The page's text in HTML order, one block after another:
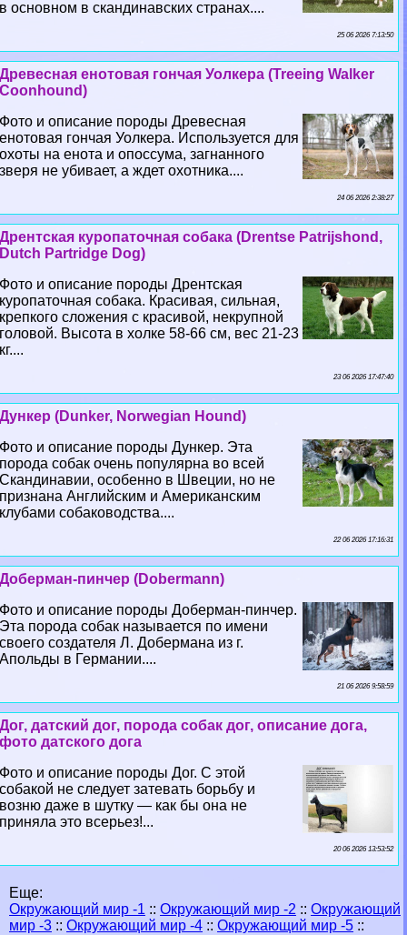
в основном в скандинавских странах....
25 06 2026 7:13:50
Древесная енотовая гончая Уолкера (Treeing Walker
Coonhound)
Фото и описание породы Древесная
енотовая гончая Уолкера. Используется для
охоты на енота и опоссума, загнанного
зверя не убивает, а ждет охотника....
24 06 2026 2:38:27
Дрентская куропаточная собака (Drentse Patrijshond,
Dutch Partridge Dog)
Фото и описание породы Дрентская
куропаточная собака. Красивая, сильная,
крепкого сложения с красивой, некрупной
головой. Высота в холке 58-66 см, вес 21-23
кг....
23 06 2026 17:47:40
Дункер (Dunker, Norwegian Hound)
Фото и описание породы Дункер. Эта
порода собак очень популярна во всей
Скандинавии, особенно в Швеции, но не
признана Английским и Американским
клубами собаководства....
22 06 2026 17:16:31
Доберман-пинчер (Dobermann)
Фото и описание породы Доберман-пинчер.
Эта порода собак называется по имени
своего создателя Л. Добермана из г.
Апольды в Германии....
21 06 2026 9:58:59
Дог, датский дог, порода собак дог, описание дога,
фото датского дога
Фото и описание породы Дог. С этой
собакой не следует затевать борьбу и
возню даже в шутку — как бы она не
приняла это всерьез!...
20 06 2026 13:53:52
Еще:
Окружающий мир -1 :: Окружающий мир -2 :: Окружающий
мир -3 :: Окружающий мир -4 :: Окружающий мир -5 ::